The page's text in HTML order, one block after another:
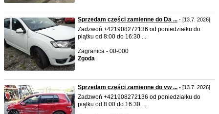
Sprzedam części zamienne do Da ... - [13.7. 2026]
Zadzwoń +421908272136 od poniedziałku do
piątku od 8:00 do 16:30 ...
Zagranica - 00-000
Zgoda
Sprzedam części zamienne do vw ... - [13.7. 2026]
Zadzwoń +421908272136 od poniedziałku do
piątku od 8:00 do 16:30 ...